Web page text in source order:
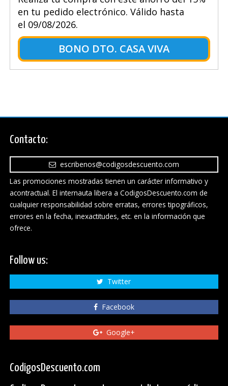
en tu pedido electrónico. Válido hasta
el 09/08/2026.
BONO DTO. CASA VIVA
Contacto:
escribenos@codigosdescuento.com
Las promociones mostradas tienen un carácter informativo y
acontractual. El internauta libera a CodigosDescuento.com de
cualquier responsabilidad sobre erratas, errores tipográficos,
errores en la fecha, inexactitudes, etc. en la información que
ofrece.
Follow us:
Twitter
Facebook
Google+
CodigosDescuento.com